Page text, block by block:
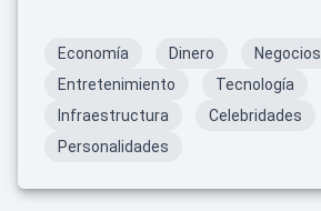
Economía Dinero
Negocios
Entretenimiento
Tecnología
Infraestructura
Celebridades
Personalidades